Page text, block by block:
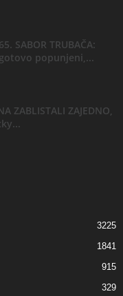
SABOR TRUBAČA:
popunjeni,...
ZABLISTALI ZAJEDNO,
3225
1841
915
329